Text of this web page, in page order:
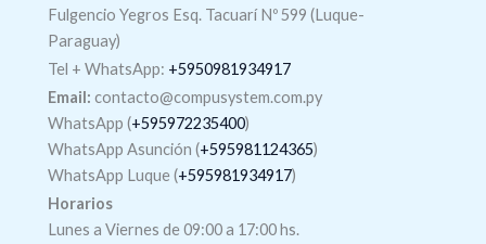
Fulgencio Yegros Esq. Tacuarí Nº 599 (Luque-
Paraguay)
Tel + WhatsApp: +5950981934917
Email: contacto@compusystem.com.py
WhatsApp (+595972235400)
WhatsApp Asunción (+595981124365)
WhatsApp Luque (+595981934917)
Horarios
Lunes a Viernes de 09:00 a 17:00 hs.